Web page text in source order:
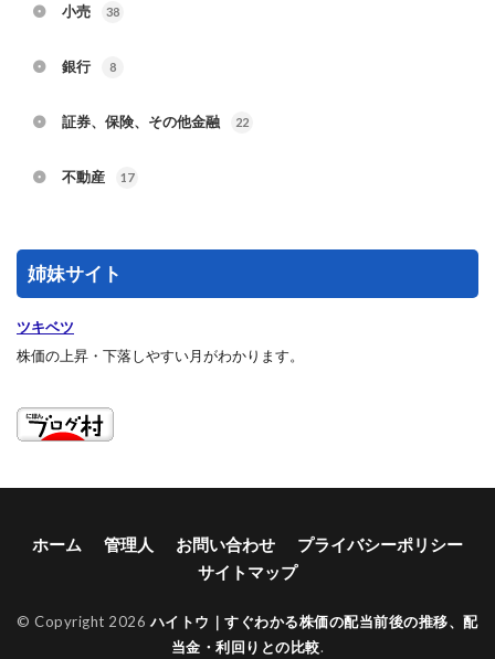
小売 38
銀行 8
証券、保険、その他金融 22
不動産 17
姉妹サイト
ツキベツ
株価の上昇・下落しやすい月がわかります。
ホーム 管理人 お問い合わせ
プライバシーポリシー
サイトマップ
© Copyright 2026 ハイトウ｜すぐわかる株価の配当前後の推移、配
当金・利回りとの比較.